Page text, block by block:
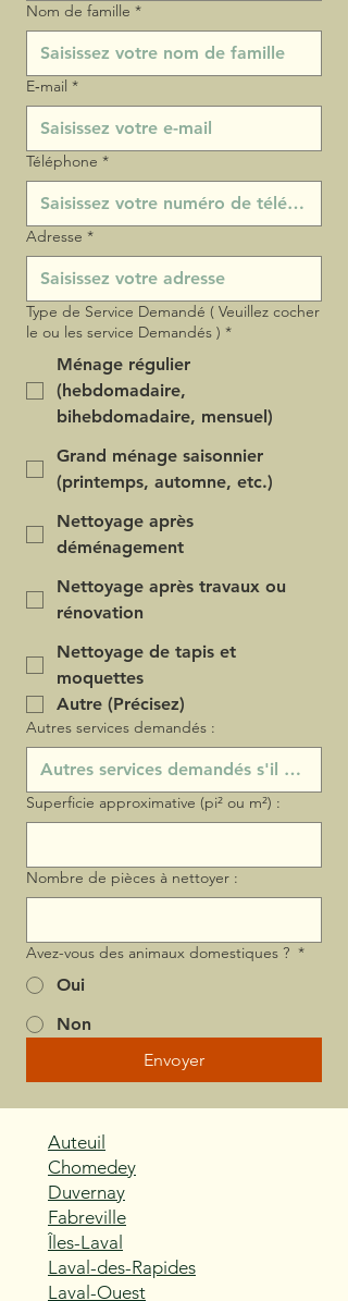
Nom de famille *
E‑mail *
Téléphone *
Adresse *
Type de Service Demandé ( Veuillez cocher
le ou les service Demandés ) *
Ménage régulier
(hebdomadaire,
bihebdomadaire, mensuel)
Grand ménage saisonnier
(printemps, automne, etc.)
Nettoyage après
déménagement
Nettoyage après travaux ou
rénovation
Nettoyage de tapis et
moquettes
Autre (Précisez)
Autres services demandés :
Superficie approximative (pi² ou m²) :
Nombre de pièces à nettoyer :
Avez-vous des animaux domestiques ? *
Oui
Non
Envoyer
Auteuil
Chomedey
Duvernay
Fabreville
Îles-Laval
Laval-des-Rapides
Laval-Ouest